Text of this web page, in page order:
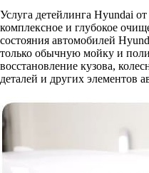
Услуга детейлинга Hyundai
комплексное и глубокое
состояния автомобилей
только обычную мойку и
восстановление кузова,
деталей и других элементов